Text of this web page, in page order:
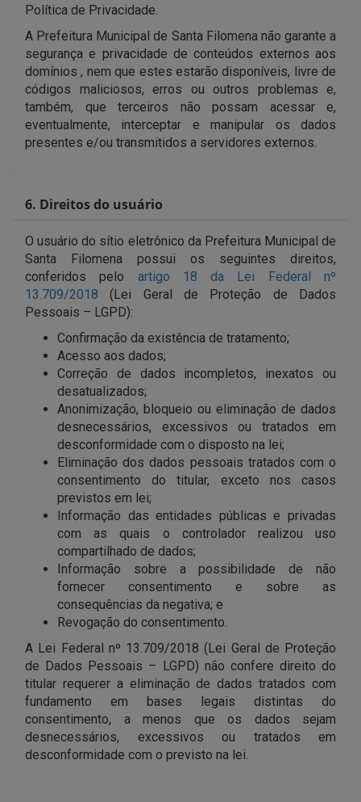
Política de Privacidade.
A Prefeitura Municipal de Santa Filomena não garante a
segurança e privacidade de conteúdos externos aos
domínios , nem que estes estarão disponíveis, livre de
códigos maliciosos, erros ou outros problemas e,
também, que terceiros não possam acessar e,
eventualmente, interceptar e manipular os dados
presentes e/ou transmitidos a servidores externos.
6. Direitos do usuário
O usuário do sítio eletrônico da Prefeitura Municipal de
Santa Filomena possui os seguintes direitos,
conferidos pelo artigo 18 da Lei Federal nº
13.709/2018 (Lei Geral de Proteção de Dados
Pessoais – LGPD):
Confirmação da existência de tratamento;
Acesso aos dados;
Correção de dados incompletos, inexatos ou
desatualizados;
Anonimização, bloqueio ou eliminação de dados
desnecessários, excessivos ou tratados em
desconformidade com o disposto na lei;
Eliminação dos dados pessoais tratados com o
consentimento do titular, exceto nos casos
previstos em lei;
Informação das entidades públicas e privadas
com as quais o controlador realizou uso
compartilhado de dados;
Informação sobre a possibilidade de não
fornecer consentimento e sobre as
consequências da negativa; e
Revogação do consentimento.
A Lei Federal nº 13.709/2018 (Lei Geral de Proteção
de Dados Pessoais – LGPD) não confere direito do
titular requerer a eliminação de dados tratados com
fundamento em bases legais distintas do
consentimento, a menos que os dados sejam
desnecessários, excessivos ou tratados em
desconformidade com o previsto na lei.